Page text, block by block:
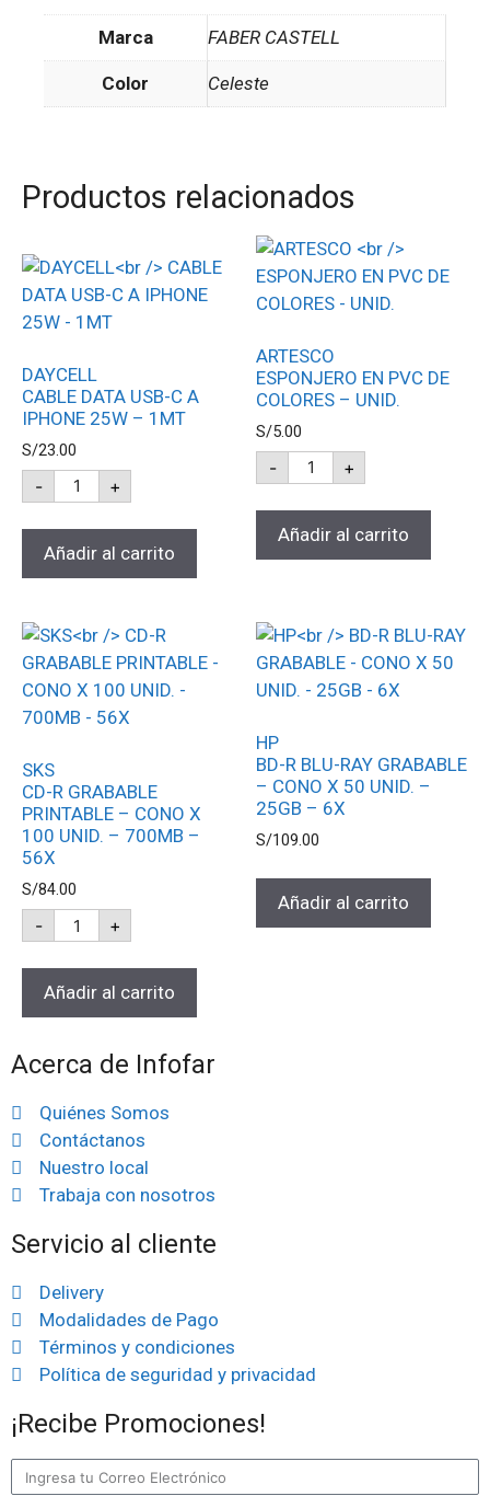
Marca FABER CASTELL
Color Celeste
Productos relacionados
DAYCELL
CABLE DATA USB-C A
IPHONE 25W – 1MT
S/23.00
- +
Añadir al carrito
ARTESCO
ESPONJERO EN PVC DE
COLORES – UNID.
S/5.00
- +
Añadir al carrito
SKS
CD-R GRABABLE
PRINTABLE – CONO X
100 UNID. – 700MB –
56X
S/84.00
- +
Añadir al carrito
HP
BD-R BLU-RAY GRABABLE
– CONO X 50 UNID. –
25GB – 6X
S/109.00
Añadir al carrito
Acerca de Infofar
Quiénes Somos
Contáctanos
Nuestro local
Trabaja con nosotros
Servicio al cliente
Delivery
Modalidades de Pago
Términos y condiciones
Política de seguridad y privacidad
¡Recibe Promociones!